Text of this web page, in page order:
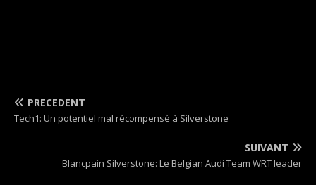
PRÉCÉDENT
Tech1: Un potentiel mal récompensé à Silverstone
SUIVANT
Blancpain Silverstone: Le Belgian Audi Team WRT leader